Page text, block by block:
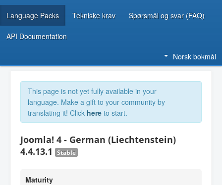
Language Packs Tekniske krav Spørsmål og svar (FAQ)
API Documentation
Norsk bokmål
This page is not yet fully available in your
language. Make a gift to your community by
translating it! Click here to start.
Joomla! 4 - German (Liechtenstein)
4.4.13.1
Stable
Maturity